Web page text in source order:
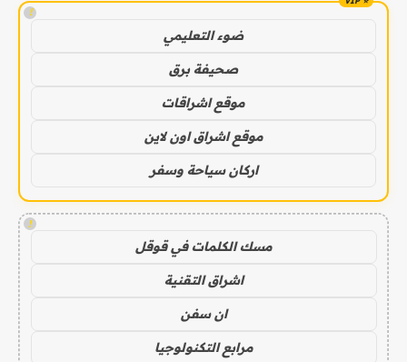
!
ضوء التعليمي
صحيفة برق
موقع اشراقات
موقع اشراق اون لاين
اركان سياحة وسفر
!
مسك الكلمات في قوقل
اشراق التقنية
ان سفن
مرابع التكنولوجيا